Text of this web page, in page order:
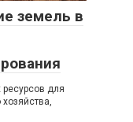
земель в
для